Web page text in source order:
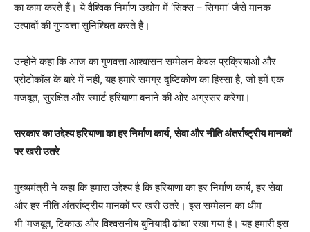
का काम करते हैं। ये वैश्विक निर्माण उ‌द्योग में ‘सिक्स – सिगमा’ जैसे मानक
उत्पादों की गुणवत्ता सुनिश्चित करते हैं।
उन्होंने कहा कि आज का गुणवत्ता आश्वासन सम्मेलन केवल प्रक्रियाओं और
प्रोटोकॉल के बारे में नहीं, यह हमारे समग्र दृष्टिकोण का हिस्सा है, जो हमें एक
मजबूत, सुरक्षित और स्मार्ट हरियाणा बनाने की ओर अग्रसर करेगा।
सरकार का उद्देश्य हरियाणा का हर निर्माण कार्य, सेवा और नीति अंतर्राष्ट्रीय मानकों
पर खरी उतरे
मुख्यमंत्री ने कहा कि हमारा उद्देश्य है कि हरियाणा का हर निर्माण कार्य, हर सेवा
और हर नीति अंतर्राष्ट्रीय मानकों पर खरी उतरे। इस सम्मेलन का थीम
भी ‘मजबूत, टिकाऊ और विश्वसनीय बुनियादी ढांचा’ रखा गया है। यह हमारी इस